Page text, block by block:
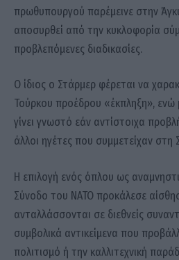
πρωθυπουργού παρέμεινε στην
αποσυρθεί από την κυκλοφορία
προβλεπόμενες διαδικασίες.
Ο ίδιος ο Στάρμερ φέρεται να
Τούρκου προέδρου «έκπληξη», ενώ
γίνει γνωστό εάν αντίστοιχα
άλλοι ηγέτες που συμμετείχαν στη
Η επιλογή ενός όπλου ως
Σύνοδο του ΝΑΤΟ προκάλεσε
ανταλλάσσονται σε διεθνείς
συμβολικά αντικείμενα που
πολιτισμό ή την καλλιτεχνική